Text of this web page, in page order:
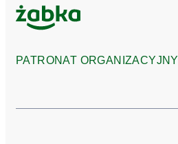
PATRONAT ORGANIZACYJNY